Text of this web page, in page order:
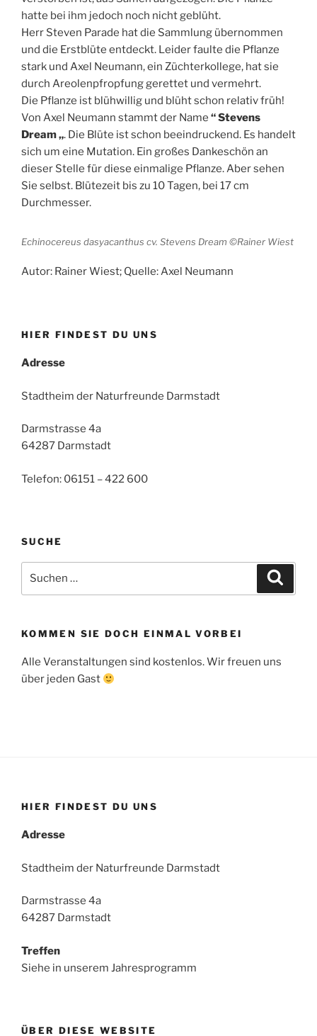
hatte bei ihm jedoch noch nicht geblüht.
Herr Steven Parade hat die Sammlung übernommen
und die Erstblüte entdeckt. Leider faulte die Pflanze
stark und Axel Neumann, ein Züchterkollege, hat sie
durch Areolenpfropfung gerettet und vermehrt.
Die Pflanze ist blühwillig und blüht schon relativ früh!
Von Axel Neumann stammt der Name “ Stevens
Dream „. Die Blüte ist schon beeindruckend. Es handelt
sich um eine Mutation. Ein großes Dankeschön an
dieser Stelle für diese einmalige Pflanze. Aber sehen
Sie selbst. Blütezeit bis zu 10 Tagen, bei 17 cm
Durchmesser.
Echinocereus dasyacanthus cv. Stevens Dream ©Rainer Wiest
Autor: Rainer Wiest; Quelle: Axel Neumann
HIER FINDEST DU UNS
Adresse
Stadtheim der Naturfreunde Darmstadt
Darmstrasse 4a
64287 Darmstadt
Telefon: 06151 – 422 600
SUCHE
nach:
KOMMEN SIE DOCH EINMAL VORBEI
Alle Veranstaltungen sind kostenlos. Wir freuen uns
über jeden Gast
HIER FINDEST DU UNS
Adresse
Stadtheim der Naturfreunde Darmstadt
Darmstrasse 4a
64287 Darmstadt
Treffen
Siehe in unserem Jahresprogramm
ÜBER DIESE WEBSITE